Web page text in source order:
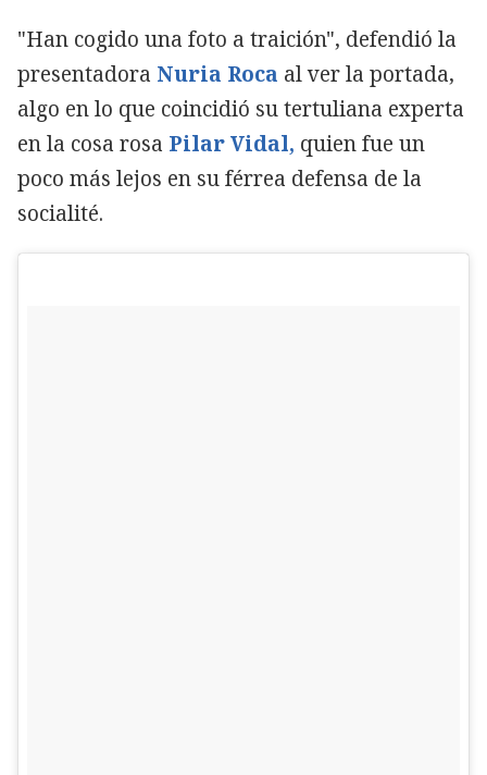
"Han cogido una foto a traición", defendió la
presentadora Nuria Roca al ver la portada,
algo en lo que coincidió su tertuliana experta
en la cosa rosa Pilar Vidal, quien fue un
poco más lejos en su férrea defensa de la
socialité.